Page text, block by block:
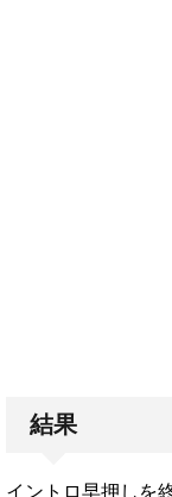
結果
イントロ早押しを